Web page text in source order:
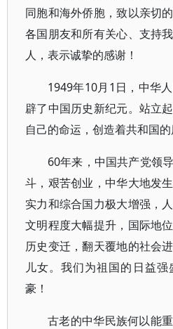
同胞和海外侨胞，致以亲切
各国朋友和所有关心、支持
人，表示诚挚的感谢！
1949年10月1日，中华
辟了中国历史新纪元。站立
自己的命运，创造着共和国的
60年来，中国共产党领
斗，艰苦创业，中华大地发
实力和综合国力极大增强，
文明程度大幅提升，国际地
历史变迁，翻天覆地的社会
儿女。我们为祖国的日益
豪！
古老的中华民族何以能